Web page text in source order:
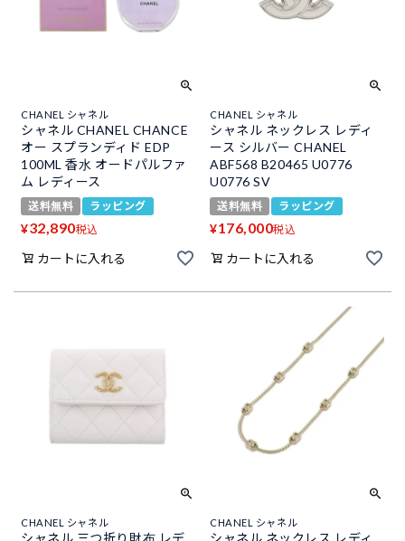
CHANEL シャネル
シャネル CHANEL CHANCE
オー スプランディド EDP
100ML 香水 オードパルファ
ム レディース
送料無料 ラッピング
¥32,890税込
カートに入れる
CHANEL シャネル
シャネル ネックレス レディ
ース シルバー CHANEL
ABF568 B20465 U0776
U0776 SV
送料無料 ラッピング
¥176,000税込
カートに入れる
CHANEL シャネル
シャネル 三つ折り財布 レデ
CHANEL シャネル
シャネル ネックレス レディ